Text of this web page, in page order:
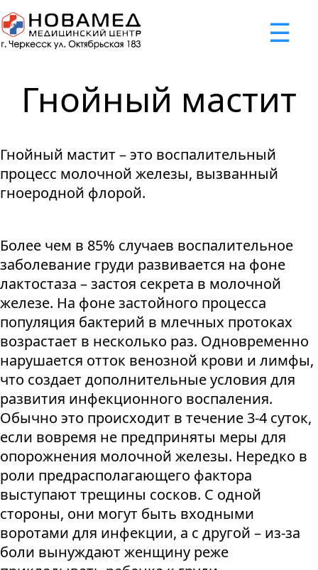
☰
x
Задать вопрос
Я принимаю"Cоглашение
об обработке персональных
данных."
Успешно
Мы свяжемся с вами в ближайшее время
Неудача
Некорректно введен номер телефона
Неудача
Отклонена капча
Неудача
Не введено имя или вопрос
Неудача
Не принято соглашение
Гнойный мастит
Гнойный мастит – это воспалительный
процесс молочной железы, вызванный
гноеродной флорой.
Более чем в 85% случаев воспалительное
заболевание груди развивается на фоне
лактостаза – застоя секрета в молочной
железе. На фоне застойного процесса
популяция бактерий в млечных протоках
возрастает в несколько раз. Одновременно
нарушается отток венозной крови и лимфы,
что создает дополнительные условия для
развития инфекционного воспаления.
Обычно это происходит в течение 3-4 суток,
если вовремя не предприняты меры для
опорожнения молочной железы. Нередко в
роли предрасполагающего фактора
выступают трещины сосков. С одной
стороны, они могут быть входными
воротами для инфекции, а с другой – из-за
боли вынуждают женщину реже